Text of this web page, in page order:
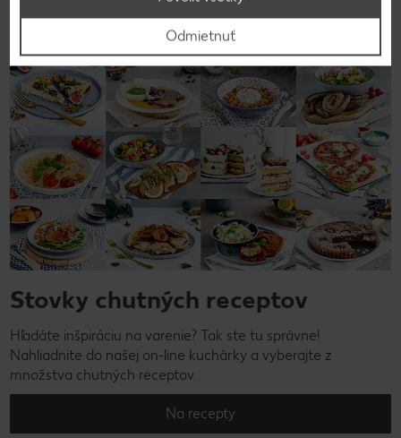
Stovky chutných receptov
Hľadáte inšpiráciu na varenie? Tak ste tu správne!
Nahliadnite do našej on-line kuchárky a vyberajte z
množstva chutných receptov.
Na recepty
Odmietnuť